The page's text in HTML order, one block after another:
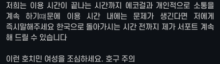
저희는 이용 시간이 끝나는 시간까지 에코걸과 개인적으로 소통을
계속 하기떄문에 이용 시간 내에는 문제가 생긴다면 저에게
즉시말해주세요 한국으로 돌아가시는 시간 전까지 제가 서포트 계속
해 드릴 수 있습니다
이런 호치민 여성을 조심하세요. 호구 주의